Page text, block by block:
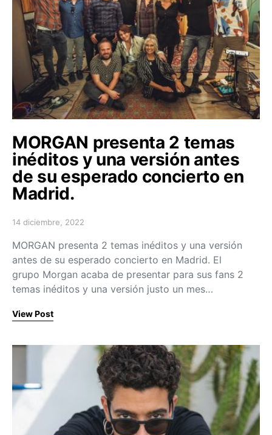
MORGAN presenta 2 temas
inéditos y una versión antes
de su esperado concierto en
Madrid.
Posted on
14 diciembre, 2022
MORGAN presenta 2 temas inéditos y una versión
antes de su esperado concierto en Madrid. El
grupo Morgan acaba de presentar para sus fans 2
temas inéditos y una versión justo un mes…
View Post